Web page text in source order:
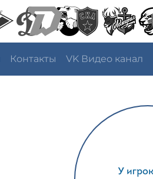
Контакты VK Видео канал